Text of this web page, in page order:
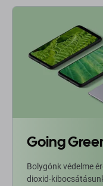
Going
Bolygónk védelme
dioxid-